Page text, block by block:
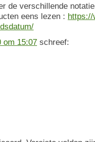
de verschillende
eens lezen :
om 15:07 schreef: